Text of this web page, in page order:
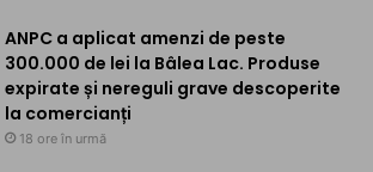
ANPC a aplicat amenzi de peste
300.000 de lei la Bâlea Lac. Produse
expirate și nereguli grave descoperite
la comercianți
18 ore în urmă